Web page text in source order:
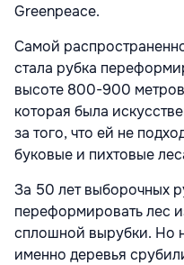
Greenpeace.
Самой
стала рубка
высоте 800-900
которая была
за того, что ей не
буковые и пихтовые
За 50 лет выборочных
переформировать лес
сплошной вырубки. Но
именно деревья